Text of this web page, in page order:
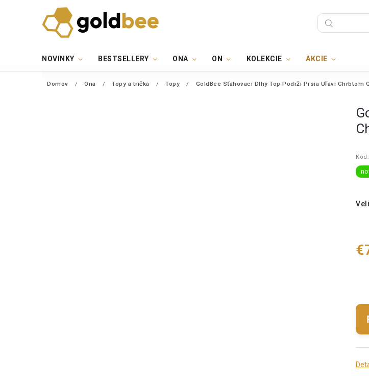
NOVINKY BESTSELLERY ONA ON KOLEKCIE AKCIE
Domov / Ona / Topy a tričká / Topy / GoldBee Sťahovací Dlhý Top Podrží Prsia Uľaví Chrbtom
Kód: